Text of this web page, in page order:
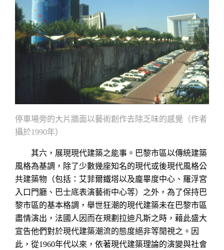
停車場旁的大片牆面以藝術創作去除乏味的感覺（作者
攝於1990年）
其六，展現現代建築之能事。巴黎市區以傳統建築
風格為基調，除了少數幾座知名的現代或後現代風格公
共建築物（包括：艾菲爾鐵塔以及龐畢度中心、羅浮宮
入口門廳、巴士底表演藝術中心等）之外，為了保持巴
黎市區的基本格調，舉世狂潮的現代建築未在巴黎市區
盡情演出，法國人因而在規劃拉迪凡斯之時，藉此盛大
宣告他們對於現代建築潮流的態度絕非等閒視之。因
此，從1960年代以來，依著現代建築理論的演變與社會